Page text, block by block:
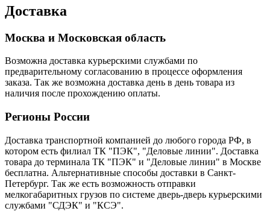
Доставка
Москва и Московская область
Возможна доставка курьерскими службами по
предварительному согласованию в процессе оформления
заказа. Так же возможна доставка день в день товара из
наличия после прохождению оплаты.
Регионы России
Доставка транспортной компанией до любого города РФ, в
котором есть филиал ТК "ПЭК", "Деловые линии". Доставка
товара до терминала ТК "ПЭК" и "Деловые линии" в Москве
бесплатна. Альтернативные способы доставки в Санкт-
Петербург. Так же есть возможность отправки
мелкогабаритных грузов по системе дверь-дверь курьерскими
службами "СДЭК" и "КСЭ".